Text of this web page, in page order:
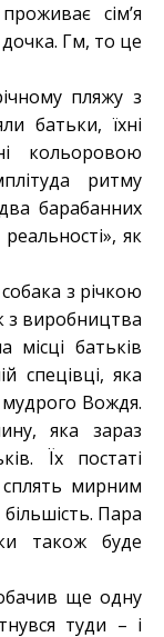
сім’я
Гм, то це
пляжу з
батьки, їхні
кольоровою
ритму
барабанних
як
з річкою
з виробництва
батьків
спецівці, яка
Вождя.
яка зараз
Їх постаті
мирним
Пара
також буде
ще одну
туди – і